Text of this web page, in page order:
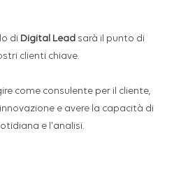
di Digital Lead sarà il punto di
clienti chiave.
come consulente per il cliente,
e avere la capacità di
e l'analisi.